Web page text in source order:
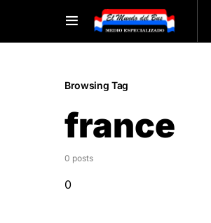
Browsing Tag
france
0 posts
0